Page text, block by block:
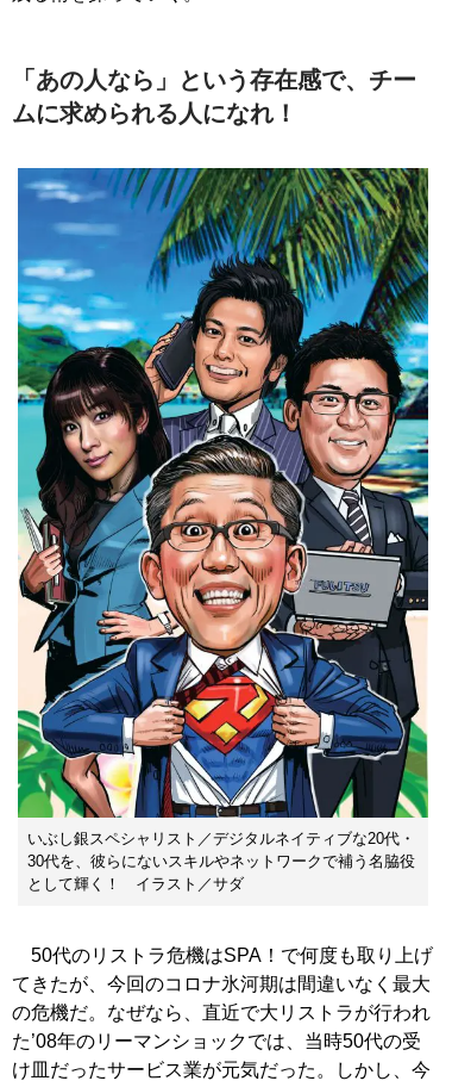
「あの人なら」という存在感で、チー
ムに求められる人になれ！
いぶし銀スペシャリスト／デジタルネイティブな20代・
30代を、彼らにないスキルやネットワークで補う名脇役
として輝く！ イラスト／サダ
50代のリストラ危機はSPA！で何度も取り上げ
てきたが、今回のコロナ氷河期は間違いなく最大
の危機だ。なぜなら、直近で大リストラが行われ
た’08年のリーマンショックでは、当時50代の受
け皿だったサービス業が元気だった。しかし、今